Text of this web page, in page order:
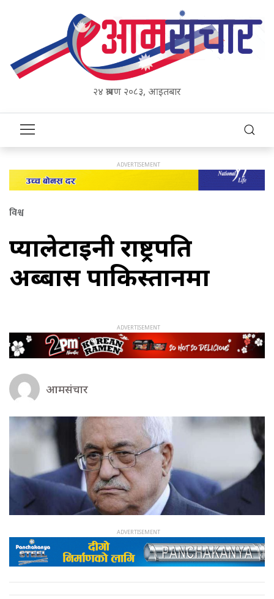
२४ श्रावण २०८३, आइतबार
विश्व
प्यालेटाइनी राष्ट्रपति
अब्बास पाकिस्तानमा
आमसंचार